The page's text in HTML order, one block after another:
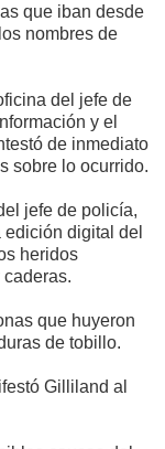
que iban desde
nombres de
del jefe de
y el
de inmediato
sobre lo ocurrido.
jefe de policía,
digital del
heridos
que huyeron
de tobillo.
Gilliland al